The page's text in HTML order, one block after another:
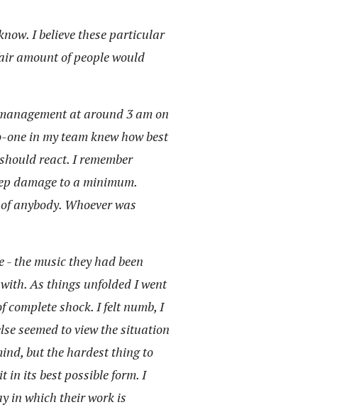
I believe these particular
amount of people would
at around 3 am on
in my team knew how best
react. I remember
damage to a minimum.
anybody. Whoever was
the music they had been
As things unfolded I went
complete shock. I felt numb, I
seemed to view the situation
but the hardest thing to
in its best possible form. I
in which their work is